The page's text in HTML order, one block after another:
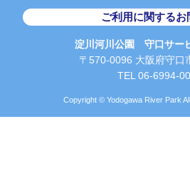
ご利用に関するお
淀川河川公園 守口サー
〒570-0096 大阪府守口
TEL 06-6994-
Copyright © Yodogawa River Park